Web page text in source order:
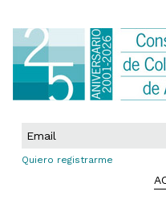
Quiero registrarme